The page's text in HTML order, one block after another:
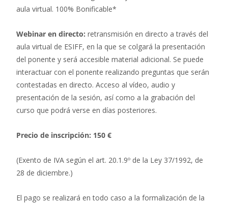
aula virtual. 100% Bonificable*
Webinar en directo: retransmisión en directo a través del
aula virtual de ESIFF, en la que se colgará la presentación
del ponente y será accesible material adicional. Se puede
interactuar con el ponente realizando preguntas que serán
contestadas en directo. Acceso al vídeo, audio y
presentación de la sesión, así como a la grabación del
curso que podrá verse en días posteriores.
Precio de inscripción: 150 €
(Exento de IVA según el art. 20.1.9º de la Ley 37/1992, de
28 de diciembre.)
El pago se realizará en todo caso a la formalización de la